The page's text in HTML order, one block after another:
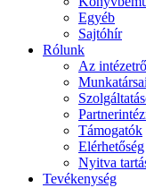
Egyéb
Sajtóhír
Rólunk
Az
Támogatók
Elérhetőség
Nyitva
Tevékenység